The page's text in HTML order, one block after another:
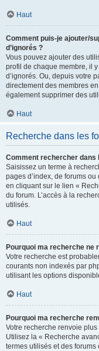
Haut
Comment puis-je ajouter/
d’ignorés ?
Vous pouvez ajouter des
profil de chaque membre, il
d’ignorés. Ou, depuis votre
directement des membres
également supprimer des
Haut
Recherche dans les
Comment rechercher dans
Saisissez un terme à
pages d’index, de forums
en cliquant sur le lien «
du forum. L’accès à la
utilisés.
Haut
Pourquoi ma recherche ne
Votre recherche est
courants non indexés par
utilisant les options
Haut
Pourquoi ma recherche
Votre recherche renvoie
Utilisez la « Recherche
termes utilisés et des